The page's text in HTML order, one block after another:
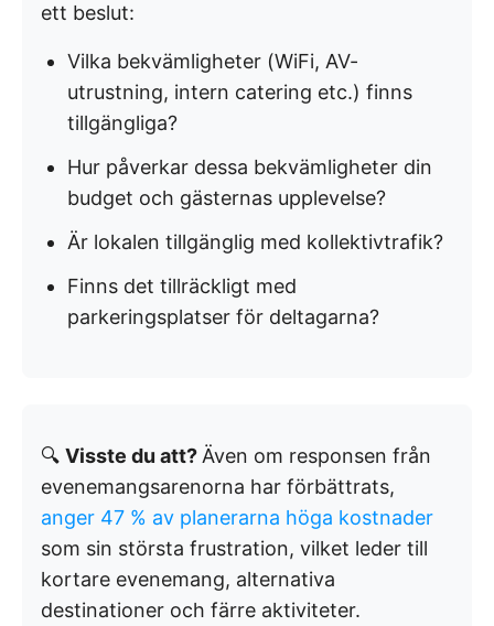
ett beslut:
Vilka bekvämligheter (WiFi, AV-
utrustning, intern catering etc.) finns
tillgängliga?
Hur påverkar dessa bekvämligheter din
budget och gästernas upplevelse?
Är lokalen tillgänglig med kollektivtrafik?
Finns det tillräckligt med
parkeringsplatser för deltagarna?
🔍 Visste du att? Även om responsen från
evenemangsarenorna har förbättrats,
anger 47 % av planerarna höga kostnader
som sin största frustration, vilket leder till
kortare evenemang, alternativa
destinationer och färre aktiviteter.